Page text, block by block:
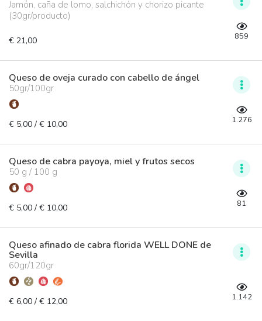
Jamón, caña de lomo, salchichón y chorizo picante
(30gr/producto)
€ 21,00 859
Queso de oveja curado con cabello de ángel
50gr/100gr
€ 5,00 / € 10,00 1.276
Queso de cabra payoya, miel y frutos secos
50 g / 100 g
€ 5,00 / € 10,00 81
Queso afinado de cabra florida WELL DONE de
Sevilla
60gr/120gr
€ 6,00 / € 12,00 1.142